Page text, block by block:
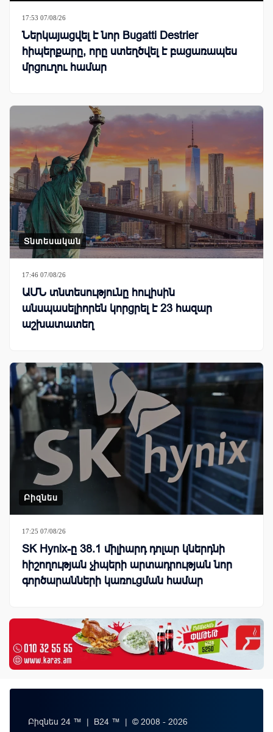
17:53 07/08/26
Ներկայացվել է նոր Bugatti Destrier
հիպերքարը, որը ստեղծվել է բացառապես
մրցուղու համար
Տնտեսական
17:46 07/08/26
ԱՄՆ տնտեսությունը հուլիսին
անսպասելիորեն կորցրել է 23 հազար
աշխատատեղ
Բիզնես
17:25 07/08/26
SK Hynix-ը 38.1 միլիարդ դոլար կներդնի
հիշողության չիպերի արտադրության նոր
գործարանների կառուցման համար
Բիզնես 24 ™ | B24 ™ | © 2008 - 2026